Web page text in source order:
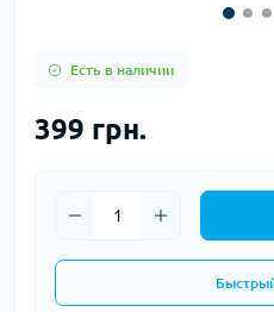
Есть в наличии
399 грн.